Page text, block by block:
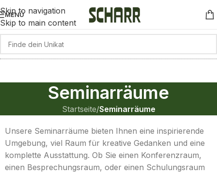
Skip to navigation
Skip to main content
MENÜ
Seminarräume
Startseite/Seminarräume
Unsere Seminarräume bieten Ihnen eine inspirierende
Umgebung, viel Raum für kreative Gedanken und eine
komplette Ausstattung. Ob Sie einen Konferenzraum,
einen Besprechungsraum, oder einen Schulungsraum